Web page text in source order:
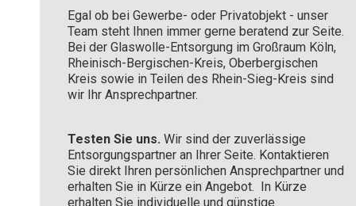
Egal ob bei Gewerbe- oder Privatobjekt - unser
Team steht Ihnen immer gerne beratend zur Seite.
Bei der Glaswolle-Entsorgung im Großraum Köln,
Rheinisch-Bergischen-Kreis, Oberbergischen
Kreis sowie in Teilen des Rhein-Sieg-Kreis sind
wir Ihr Ansprechpartner.
Testen Sie uns. Wir sind der zuverlässige
Entsorgungspartner an Ihrer Seite. Kontaktieren
Sie direkt Ihren persönlichen Ansprechpartner und
erhalten Sie in Kürze ein Angebot. In Kürze
erhalten Sie individuelle und günstige